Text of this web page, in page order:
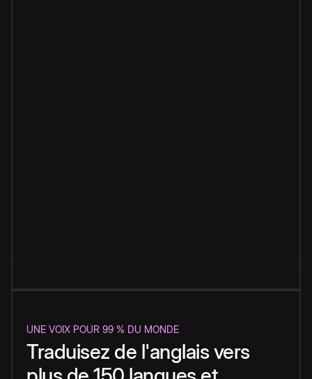
UNE VOIX POUR 99 % DU MONDE
Traduisez de l'anglais vers